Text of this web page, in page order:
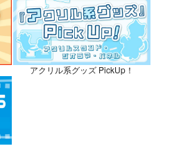
禁断で禁断じゃないちょっと禁断な
義兄妹ラブコメは未遂えっちから始
アクリル系グッズ PickUp！